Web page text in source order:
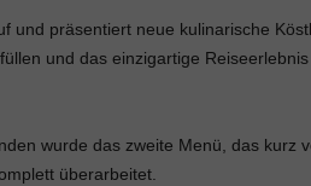
und präsentiert neue kulinarische
und das einzigartige
wurde das zweite Menü, das kurz
überarbeitet.